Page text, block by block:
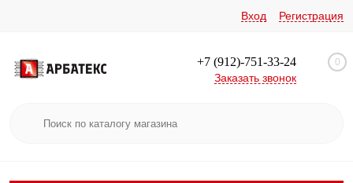
Вход Регистрация
+7 (912)-751-33-24
Заказать звонок
0